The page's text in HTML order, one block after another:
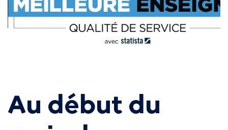
Au début du